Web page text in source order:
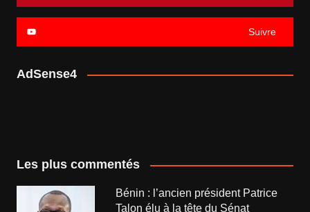
Suivre
AdSense4
Les plus commentés
Bénin : l’ancien président Patrice
Talon élu à la tête du Sénat